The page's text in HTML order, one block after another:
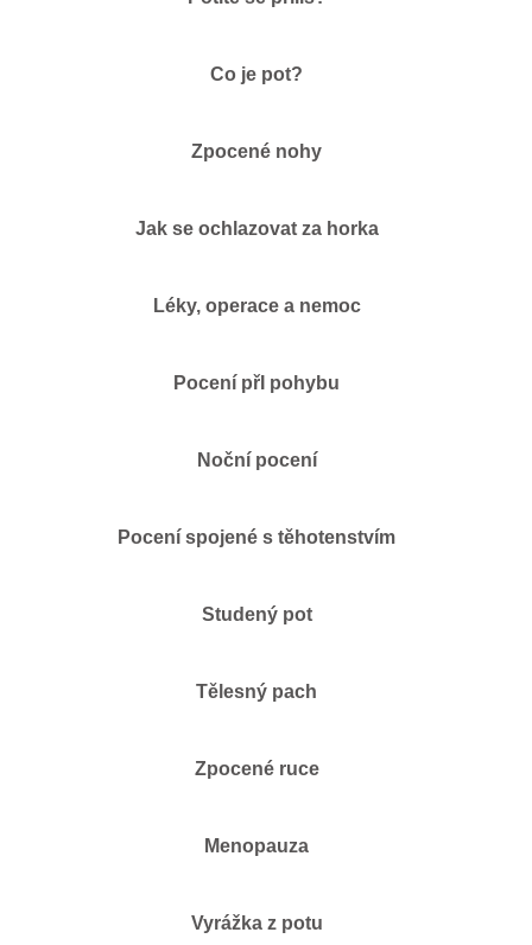
Co je pot?
Zpocené nohy
Jak se ochlazovat za horka
Léky, operace a nemoc
Pocení přI pohybu
Noční pocení
Pocení spojené s těhotenstvím
Studený pot
Tělesný pach
Zpocené ruce
Menopauza
Vyrážka z potu